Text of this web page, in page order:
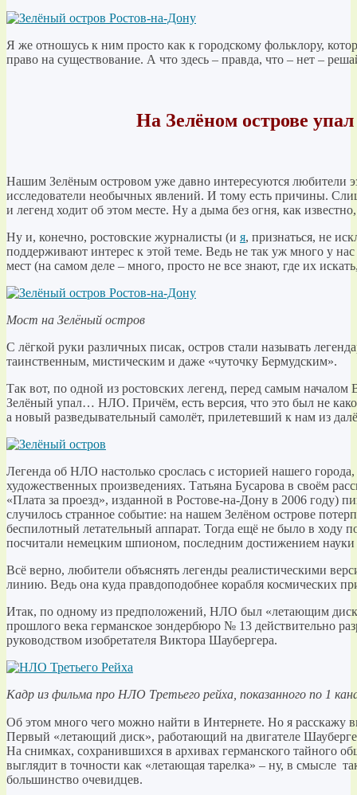
Я же отношусь к ним просто как к городскому фольклору,
право на существование. А что здесь – правда, что – нет –
На Зелёном острове
Нашим Зелёным островом уже давно интересуются любители
исследователи необычных явлений. И тому есть причины.
и легенд ходит об этом месте. Ну а дыма без огня, как
Ну и, конечно, ростовские журналисты (и я, признаться, не
поддерживают интерес к этой теме. Ведь не так уж много у
мест (на самом деле – много, просто не все знают, где их
Мост на Зелёный остров
С лёгкой руки различных писак, остров стали называть
таинственным, мистическим и даже «чуточку Бермудским».
Так вот, по одной из ростовских легенд, перед самым началом
Зелёный упал… НЛО. Причём, есть версия, что это был не
а новый разведывательный самолёт, прилетевший к нам из
Легенда об НЛО настолько срослась с историей нашего
художественных произведениях. Татьяна Бусарова в своём
«Плата за проезд», изданной в Ростове-на-Дону в 2006 году)
случилось странное событие: на нашем Зелёном острове
беспилотный летательный аппарат. Тогда ещё не было в ходу
посчитали немецким шпионом, последним достижением
Всё верно, любители объяснять легенды реалистическими
линию. Ведь она куда правдоподобнее корабля космических
Итак, по одному из предположений, НЛО был «летающим
прошлого века германское зондербюро № 13 действительно
руководством изобретателя Виктора Шаубергера.
Кадр из фильма про НЛО Третьего рейха, показанного по 1
Об этом много чего можно найти в Интернете. Но я расскажу
Первый «летающий диск», работающий на двигателе
На снимках, сохранившихся в архивах германского тайного
выглядит в точности как «летающая тарелка» – ну, в смысле
большинство очевидцев.